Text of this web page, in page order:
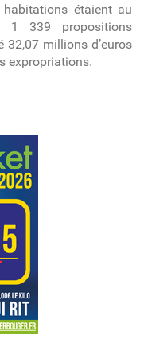
étaient au
1 339 propositions
32,07 millions d’euros
expropriations.